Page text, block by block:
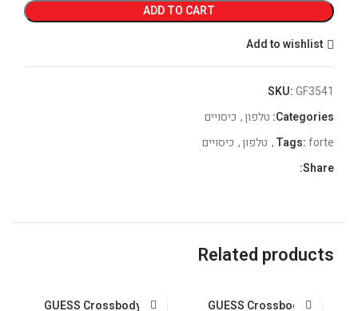
ADD TO CART
Add to wishlist
SKU:GF3541
Categories: טלפון, כיסויים
Tags:forte
, טלפון, כיסויים
Share:
Related products
GUESS Crossbody
GUESS Crossbody PU